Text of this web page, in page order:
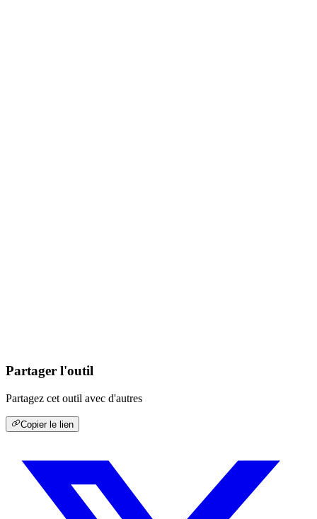
Partager l'outil
Partagez cet outil avec d'autres
Copier le lien